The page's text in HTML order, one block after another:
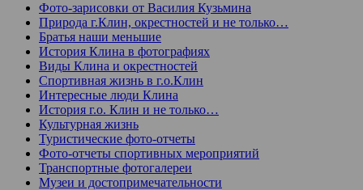
Фото-зарисовки от Василия Кузьмина
Природа г.Клин, окрестностей и не только…
Братья наши меньшие
История Клина в фотографиях
Виды Клина и окрестностей
Спортивная жизнь в г.о.Клин
Интересные люди Клина
История г.о. Клин и не только…
Культурная жизнь
Туристические фото-отчеты
Фото-отчеты спортивных мероприятий
Транспортные фотогалереи
Музеи и достопримечательности